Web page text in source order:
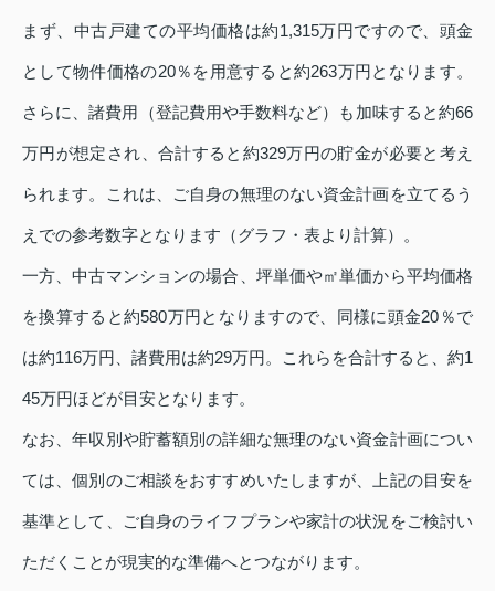
まず、中古戸建ての平均価格は約1,315万円ですので、頭金
として物件価格の20％を用意すると約263万円となります。
さらに、諸費用（登記費用や手数料など）も加味すると約66
万円が想定され、合計すると約329万円の貯金が必要と考え
られます。これは、ご自身の無理のない資金計画を立てるう
えでの参考数字となります（グラフ・表より計算）。
一方、中古マンションの場合、坪単価や㎡単価から平均価格
を換算すると約580万円となりますので、同様に頭金20％で
は約116万円、諸費用は約29万円。これらを合計すると、約1
45万円ほどが目安となります。
なお、年収別や貯蓄額別の詳細な無理のない資金計画につい
ては、個別のご相談をおすすめいたしますが、上記の目安を
基準として、ご自身のライフプランや家計の状況をご検討い
ただくことが現実的な準備へとつながります。